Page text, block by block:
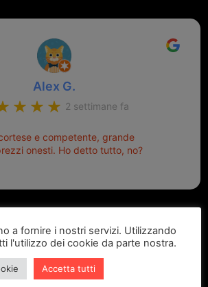
Alex G.
2 settimane fa
e competente, grande
onesti. Ho detto tutto, no?
Marcello Dastoli
a fornire i nostri servizi. Utilizzando
l'utilizzo dei cookie da parte nostra.
Accetta tutti